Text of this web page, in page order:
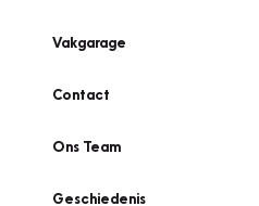
Vakgarage
Contact
Ons Team
Geschiedenis